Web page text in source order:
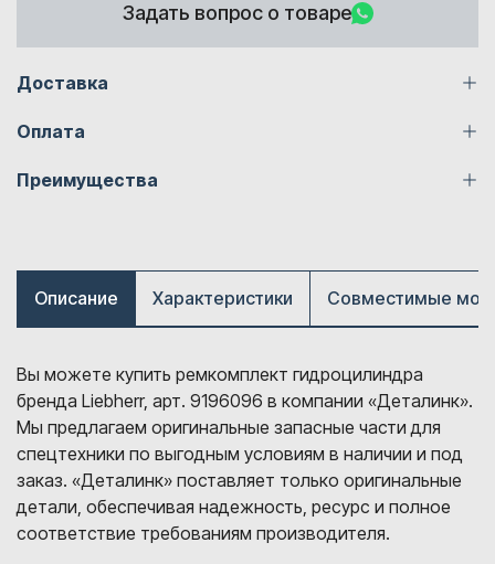
Задать вопрос о товаре
Доставка
Оплата
Преимущества
Описание Характеристики Совместимые
Вы можете купить ремкомплект гидроцилиндра
бренда Liebherr, арт. 9196096 в компании «Деталинк».
Мы предлагаем оригинальные запасные части для
спецтехники по выгодным условиям в наличии и под
заказ. «Деталинк» поставляет только оригинальные
детали, обеспечивая надежность, ресурс и полное
соответствие требованиям производителя.